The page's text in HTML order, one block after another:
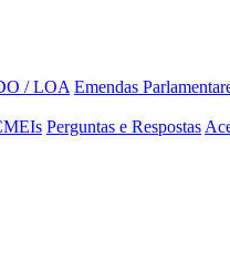
/ LOA Emendas
Perguntas e Respostas